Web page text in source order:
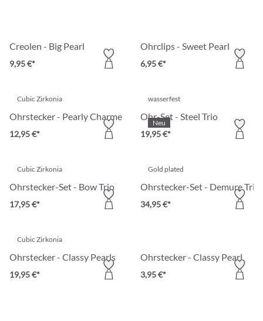
Creolen - Big Pearl
9,95 €*
Ohrclips - Sweet Pearl
6,95 €*
Cubic Zirkonia
Ohrstecker - Pearly Charme
12,95 €*
Neu
wasserfest
Ohr-Set - Steel Trio
19,95 €*
Cubic Zirkonia
Ohrstecker-Set - Bow Trio
17,95 €*
Gold plated
Ohrstecker-Set - Demure Trio
34,95 €*
Cubic Zirkonia
Ohrstecker - Classy Pearls
19,95 €*
Ohrstecker - Classy Pearl
3,95 €*